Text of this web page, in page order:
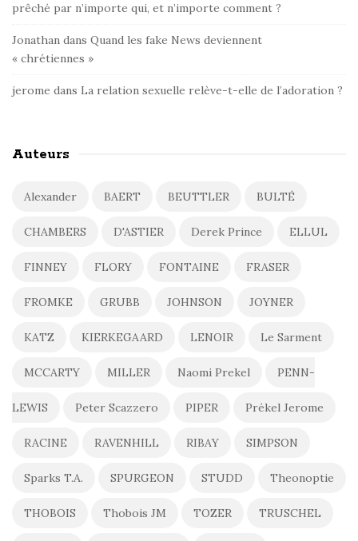
prêché par n’importe qui, et n’importe comment ?
Jonathan dans Quand les fake News deviennent
« chrétiennes »
jerome dans La relation sexuelle relève-t-elle de l’adoration ?
Auteurs
Alexander BAERT BEUTTLER BULTÉ
CHAMBERS D'ASTIER Derek Prince ELLUL
FINNEY FLORY FONTAINE FRASER
FROMKE GRUBB JOHNSON JOYNER
KATZ KIERKEGAARD LENOIR Le Sarment
MCCARTY MILLER Naomi Prekel PENN-
LEWIS Peter Scazzero PIPER Prékel Jerome
RACINE RAVENHILL RIBAY SIMPSON
Sparks T.A. SPURGEON STUDD Theonoptie
THOBOIS Thobois JM TOZER TRUSCHEL